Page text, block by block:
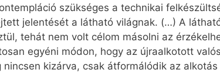
szükséges a technikai
jelentését a látható világnak. (…) A
tehát nem volt célom másolni az
egyéni módon, hogy az újraalkotott
kizárva, csak átformálódik az